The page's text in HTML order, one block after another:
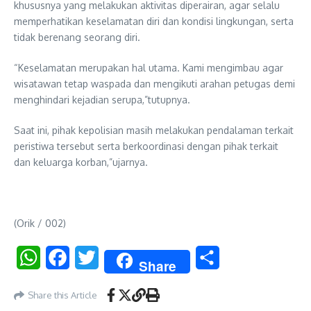
khususnya yang melakukan aktivitas diperairan, agar selalu
memperhatikan keselamatan diri dan kondisi lingkungan, serta
tidak berenang seorang diri.
“Keselamatan merupakan hal utama. Kami mengimbau agar
wisatawan tetap waspada dan mengikuti arahan petugas demi
menghindari kejadian serupa,”tutupnya.
Saat ini, pihak kepolisian masih melakukan pendalaman terkait
peristiwa tersebut serta berkoordinasi dengan pihak terkait
dan keluarga korban,”ujarnya.
(Orik / 002)
WhatsAppFacebookTwitter Share
Share this Article